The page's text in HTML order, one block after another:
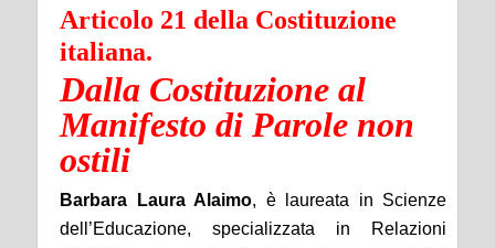
Articolo 21 della Costituzione
italiana.
Dalla Costituzione al
Manifesto di Parole non
ostili
Barbara Laura Alaimo, è laureata in Scienze
dell’Educazione, specializzata in Relazioni